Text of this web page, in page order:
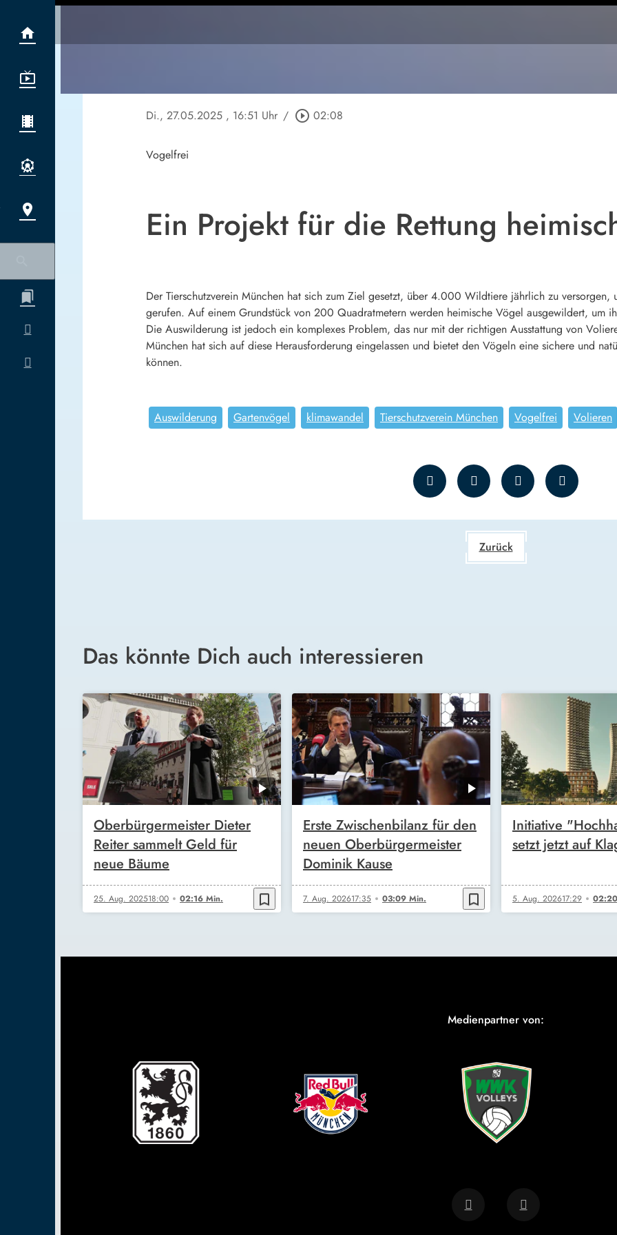
Di., 27.05.2025 , 16:51 Uhr / play_circle_outline 02:08
Vogelfrei
Ein Projekt für die Rettung
Der Tierschutzverein München hat sich zum Ziel gesetzt, über 4.000 Wildtiere jährlich zu versorgen,
gerufen. Auf einem Grundstück von 200 Quadratmetern werden heimische Vögel ausgewildert, um
Die Auswilderung ist jedoch ein komplexes Problem, das nur mit der richtigen Ausstattung von
München hat sich auf diese Herausforderung eingelassen und bietet den Vögeln eine sichere und
können.
Auswilderung Gartenvögel klimawandel Tierschutzverein München Vogelfrei Volieren
Zurück
Das könnte Dich auch interessieren
Oberbürgermeister Dieter
Reiter sammelt Geld für
neue Bäume
25. Aug. 202518:00 02:16 Min. bookmark_border
Erste Zwischenbilanz für den
neuen Oberbürgermeister
Dominik Kause
7. Aug. 202617:35 03:09 Min. bookmark_border
Initiative
setzt jetzt auf
5. Aug. 202617:29
Medienpartner von: